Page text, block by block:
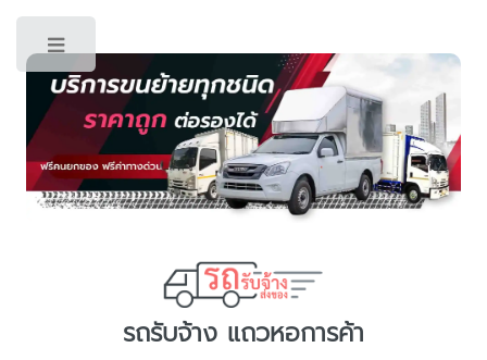
รถรับจ้าง แถวหอการค้า
Toggle